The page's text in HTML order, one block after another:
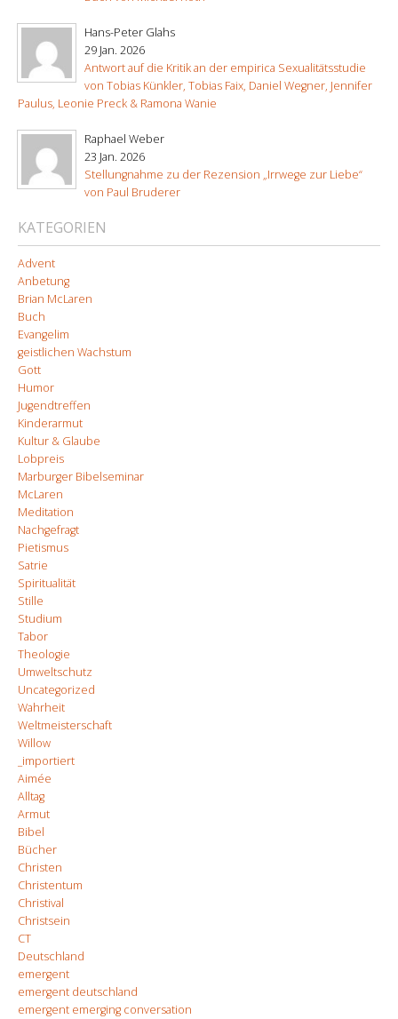
Hans-Peter Glahs
29 Jan. 2026
Antwort auf die Kritik an der empirica Sexualitätsstudie
von Tobias Künkler, Tobias Faix, Daniel Wegner, Jennifer
Paulus, Leonie Preck & Ramona Wanie
Raphael Weber
23 Jan. 2026
Stellungnahme zu der Rezension „Irrwege zur Liebe“
von Paul Bruderer
KATEGORIEN
Advent
Anbetung
Brian McLaren
Buch
Evangelim
geistlichen Wachstum
Gott
Humor
Jugendtreffen
Kinderarmut
Kultur & Glaube
Lobpreis
Marburger Bibelseminar
McLaren
Meditation
Nachgefragt
Pietismus
Satrie
Spiritualität
Stille
Studium
Tabor
Theologie
Umweltschutz
Uncategorized
Wahrheit
Weltmeisterschaft
Willow
_importiert
Aimée
Alltag
Armut
Bibel
Bücher
Christen
Christentum
Christival
Christsein
CT
Deutschland
emergent
emergent deutschland
emergent emerging conversation